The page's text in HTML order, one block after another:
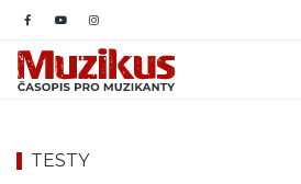
TESTY